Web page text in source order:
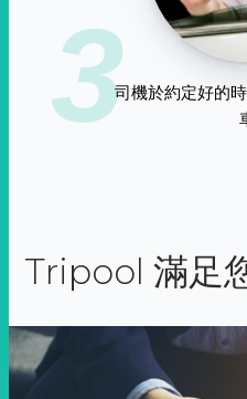
3司機於約定好的
Tripool 滿足